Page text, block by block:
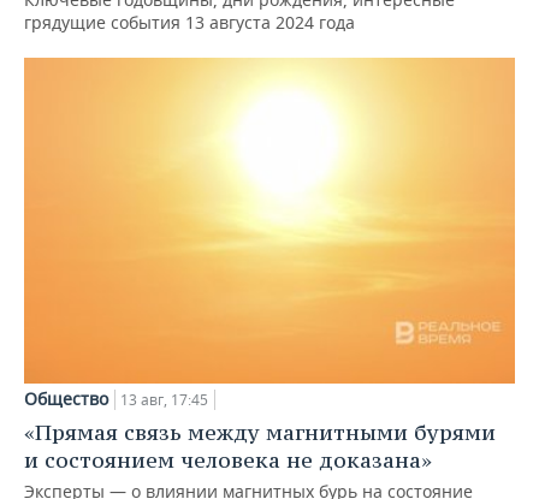
грядущие события 13 августа 2024 года
Общество 13 авг, 17:45
«Прямая связь между магнитными бурями
и состоянием человека не доказана»
Эксперты — о влиянии магнитных бурь на состояние